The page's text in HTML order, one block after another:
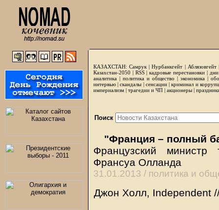
КАЗАХСТАН: Самрук |Нурбанкгейт | Аблязовгейт
Казахстан-2050 | RSS|кадровые перестановки|
аналитика | политика и общество | экономика |
интервью |скандалы | сенсации|криминал и
империализм | трагедии и ЧП | акционеры |
Поиск
"Франция – полный
Французский
Франсуа Олланда
31.01.2013 / политика и
Джон Холл, Independent